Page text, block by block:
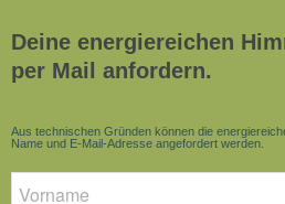
Deine energiereichen
per Mail anfordern.
Aus technischen Gründen können die
Name und E-Mail-Adresse angefordert werden.